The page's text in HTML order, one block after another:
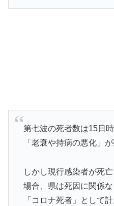
第七波の死者数は15日
「老衰や持病の悪化」
しかし現行感染者が死亡
場合、県は死因に関係な
「コロナ死者」として計